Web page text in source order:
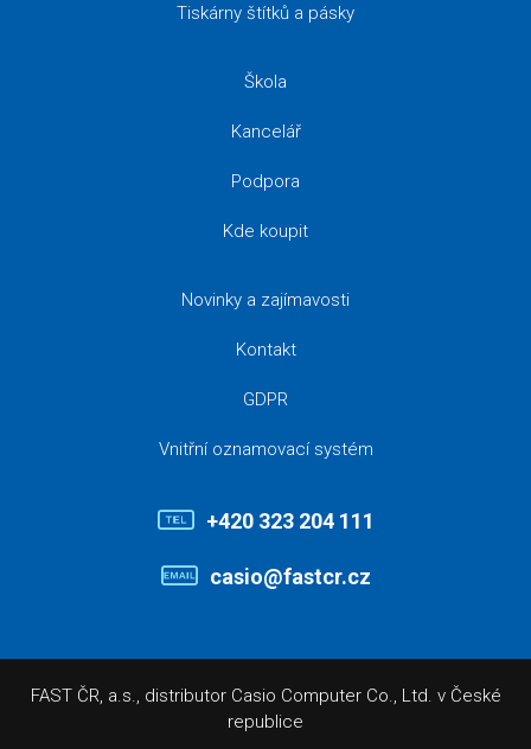
Tiskárny štítků a pásky
Škola
Kancelář
Podpora
Kde koupit
Novinky a zajímavosti
Kontakt
GDPR
Vnitřní oznamovací systém
+420 323 204 111
casio@fastcr.cz
FAST ČR, a.s., distributor Casio Computer Co., Ltd. v České
republice